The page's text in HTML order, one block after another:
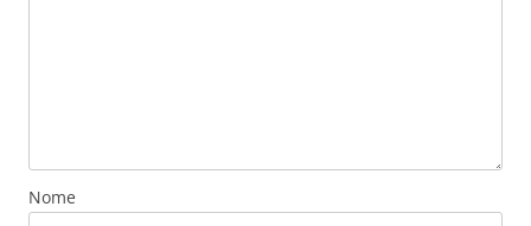
Nome